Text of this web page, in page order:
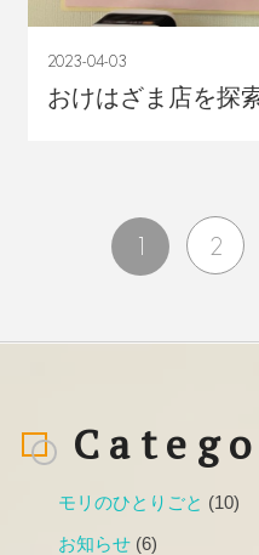
2023-04-03
おけはざま店を探
1 2
モリのひとりごと (10)
お知らせ(6)